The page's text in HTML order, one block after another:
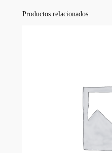
Productos relacionados